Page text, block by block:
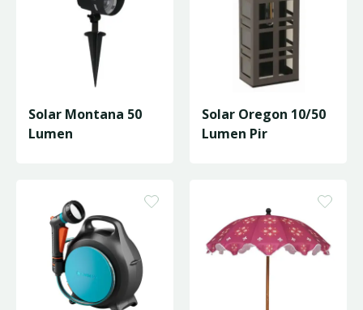
Solar Montana 50
Lumen
Solar Oregon 10/50
Lumen Pir